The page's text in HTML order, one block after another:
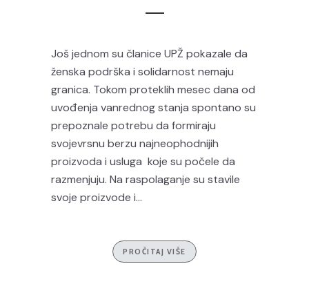
Još jednom su članice UPŽ pokazale da
ženska podrška i solidarnost nemaju
granica. Tokom proteklih mesec dana od
uvođenja vanrednog stanja spontano su
prepoznale potrebu da formiraju
svojevrsnu berzu najneophodnijih
proizvoda i usluga koje su počele da
razmenjuju. Na raspolaganje su stavile
svoje proizvode i...
PROČITAJ VIŠE